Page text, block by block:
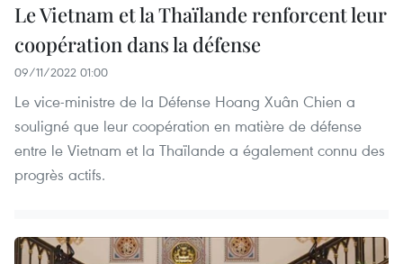
Le Vietnam et la Thaïlande renforcent leur
coopération dans la défense
09/11/2022 01:00
Le vice-ministre de la Défense Hoang Xuân Chien a
souligné que leur coopération en matière de défense
entre le Vietnam et la Thaïlande a également connu des
progrès actifs.